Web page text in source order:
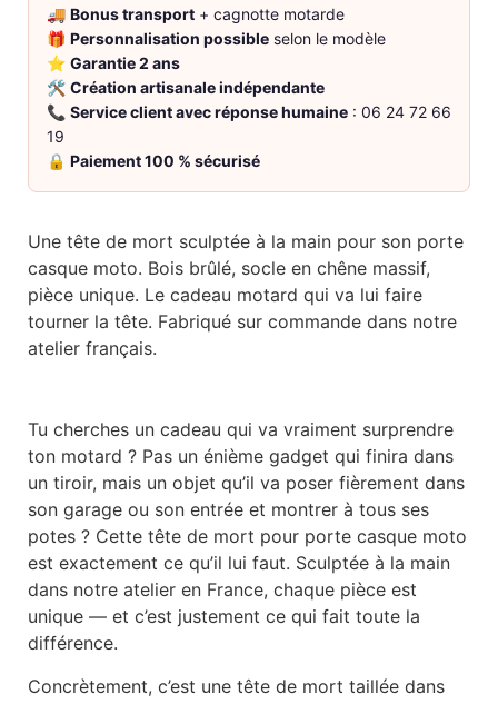
🚚 Bonus transport + cagnotte motarde
🎁 Personnalisation possible selon le modèle
⭐ Garantie 2 ans
🛠️ Création artisanale indépendante
📞 Service client avec réponse humaine : 06 24 72 66
19
🔒 Paiement 100 % sécurisé
Une tête de mort sculptée à la main pour son porte
casque moto. Bois brûlé, socle en chêne massif,
pièce unique. Le cadeau motard qui va lui faire
tourner la tête. Fabriqué sur commande dans notre
atelier français.
Tu cherches un cadeau qui va vraiment surprendre
ton motard ? Pas un énième gadget qui finira dans
un tiroir, mais un objet qu’il va poser fièrement dans
son garage ou son entrée et montrer à tous ses
potes ? Cette tête de mort pour porte casque moto
est exactement ce qu’il lui faut. Sculptée à la main
dans notre atelier en France, chaque pièce est
unique — et c’est justement ce qui fait toute la
différence.
Concrètement, c’est une tête de mort taillée dans